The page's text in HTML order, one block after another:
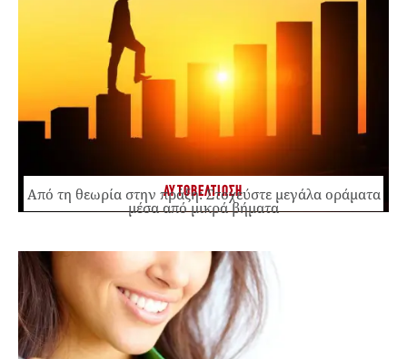
ΑΥΤΟΒΕΛΤΙΩΣΗ
Από τη θεωρία στην πράξη: Στοχεύστε μεγάλα οράματα
μέσα από μικρά βήματα